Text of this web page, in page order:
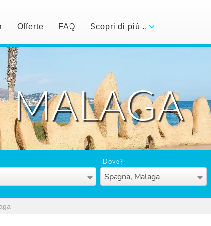
Offerte FAQ Scopri di più...
MALAGA
Dove?
Spagna, Malaga